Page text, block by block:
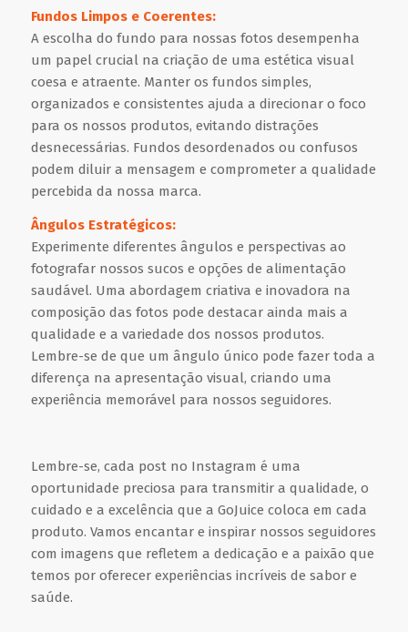
Fundos Limpos e Coerentes:
A escolha do fundo para nossas fotos desempenha
um papel crucial na criação de uma estética visual
coesa e atraente. Manter os fundos simples,
organizados e consistentes ajuda a direcionar o foco
para os nossos produtos, evitando distrações
desnecessárias. Fundos desordenados ou confusos
podem diluir a mensagem e comprometer a qualidade
percebida da nossa marca.
Ângulos Estratégicos:
Experimente diferentes ângulos e perspectivas ao
fotografar nossos sucos e opções de alimentação
saudável. Uma abordagem criativa e inovadora na
composição das fotos pode destacar ainda mais a
qualidade e a variedade dos nossos produtos.
Lembre-se de que um ângulo único pode fazer toda a
diferença na apresentação visual, criando uma
experiência memorável para nossos seguidores.
Lembre-se, cada post no Instagram é uma
oportunidade preciosa para transmitir a qualidade, o
cuidado e a excelência que a GoJuice coloca em cada
produto. Vamos encantar e inspirar nossos seguidores
com imagens que refletem a dedicação e a paixão que
temos por oferecer experiências incríveis de sabor e
saúde.